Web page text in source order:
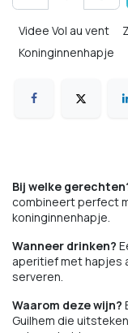
Videe Vol au vent
Koninginnenhapje
Bij welke
combineert perfect
koninginnenhapje.
Wanneer drinken?
aperitief met hapjes
serveren.
Waarom deze wijn?
Guilhem die